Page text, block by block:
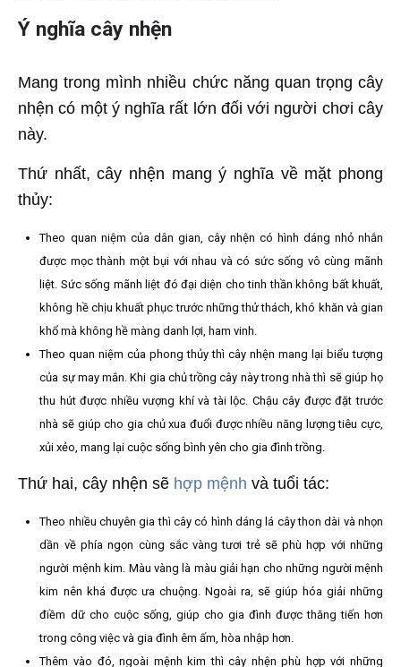
Ý nghĩa cây nhện
Mang trong mình nhiều chức năng quan trọng cây
nhện có một ý nghĩa rất lớn đối với người chơi cây
này.
Thứ nhất, cây nhện mang ý nghĩa về mặt phong
thủy:
Theo quan niệm của dân gian, cây nhện có hình dáng nhỏ nhắn
được mọc thành một bụi với nhau và có sức sống vô cùng mãnh
liệt. Sức sống mãnh liệt đó đại diện cho tinh thần không bất khuất,
không hề chịu khuất phục trước những thử thách, khó khăn và gian
khổ mà không hề màng danh lợi, ham vinh.
Theo quan niệm của phong thủy thì cây nhện mang lại biểu tượng
của sự may mắn. Khi gia chủ trồng cây này trong nhà thì sẽ giúp họ
thu hút được nhiều vượng khí và tài lộc. Chậu cây được đặt trước
nhà sẽ giúp cho gia chủ xua đuổi được nhiều năng lượng tiêu cực,
xủi xẻo, mang lại cuộc sống bình yên cho gia đình trồng.
Thứ hai, cây nhện sẽ hợp mệnh và tuổi tác:
Theo nhiều chuyên gia thì cây có hình dáng lá cây thon dài và nhọn
dần về phía ngọn cùng sắc vàng tươi trẻ sẽ phù hợp với những
người mệnh kim. Màu vàng là màu giải hạn cho những người mệnh
kim nên khá được ưa chuộng. Ngoài ra, sẽ giúp hóa giải những
điềm dữ cho cuộc sống, giúp cho gia đình được thăng tiến hơn
trong công việc và gia đình êm ấm, hòa nhập hơn.
Thêm vào đó, ngoài mệnh kim thì cây nhện phù hợp với những